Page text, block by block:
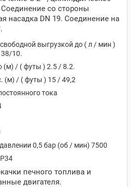
со стороны
насадка DN 19. Соединение на
выгрузкой до ( л / мин )
38/10.
(м) / ( футы ) 2.5 / 8.2.
(м) / ( футы ) 15 / 49,2
тока
0,5 бар (об / мин) 7500
печного топлива и
двигателя.